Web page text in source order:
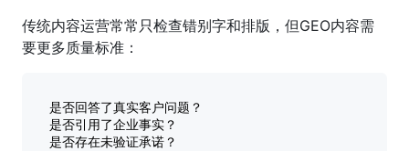
传统内容运营常常只检查错别字和排版，但GEO内容需
要更多质量标准：
是否回答了真实客户问题？
是否引用了企业事实？
是否存在未验证承诺？